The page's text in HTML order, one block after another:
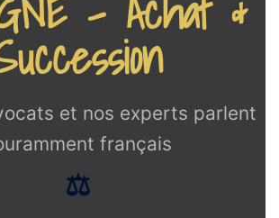
et nos experts parlent
français
⚖️